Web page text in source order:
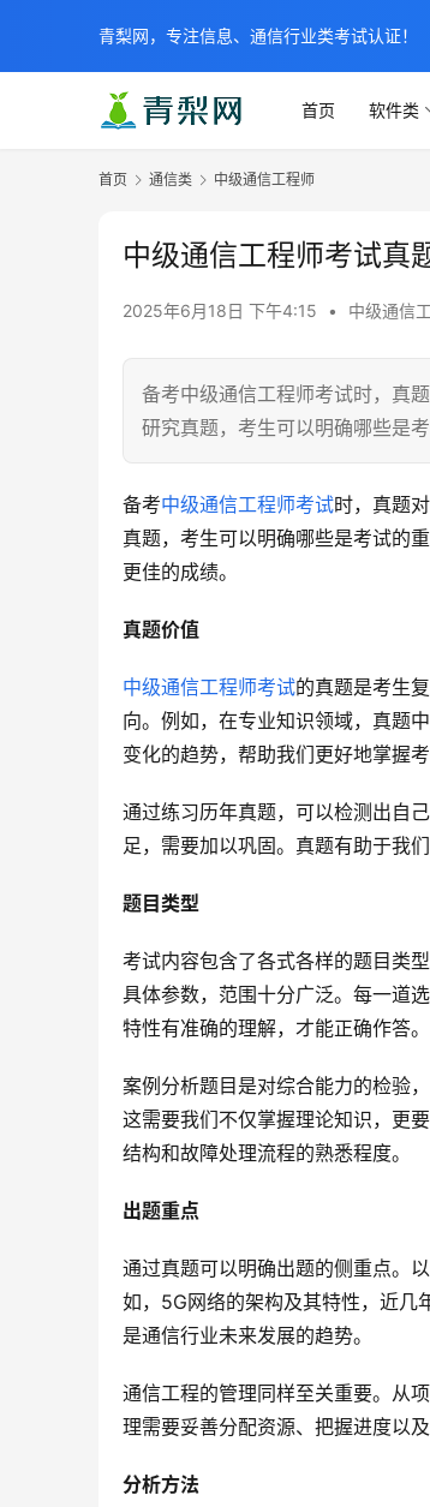
首页 软件类
首页 通信类 中级通信工程师
中级通信工程师考试真
2025年6月18日 下午4:15 • 中级通信
备考中级通信工程师考试时，真
研究真题，考生可以明确哪些是
备考中级通信工程师考试时，真题
真题，考生可以明确哪些是考试的
更佳的成绩。
真题价值
中级通信工程师考试的真题是考生
向。例如，在专业知识领域，真题
变化的趋势，帮助我们更好地掌握考
通过练习历年真题，可以检测出自
足，需要加以巩固。真题有助于我
题目类型
考试内容包含了各式各样的题目类
具体参数，范围十分广泛。每一道
特性有准确的理解，才能正确作答。
案例分析题目是对综合能力的检验
这需要我们不仅掌握理论知识，更
结构和故障处理流程的熟悉程度。
出题重点
通过真题可以明确出题的侧重点。
如，5G网络的架构及其特性，近几
是通信行业未来发展的趋势。
通信工程的管理同样至关重要。从
理需要妥善分配资源、把握进度以
分析方法
青梨网，专注信息、通信行业类考试认证！